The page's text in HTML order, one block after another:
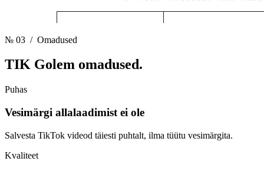
№ 03 / Omadused
TIK Golem omadused.
Puhas
Vesimärgi allalaadimist ei ole
Salvesta TikTok videod täiesti puhtalt, ilma tüütu vesimärgita.
Kvaliteet